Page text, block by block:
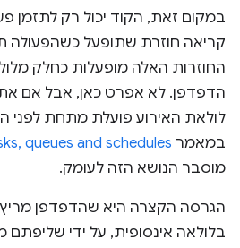
במקום זאת, הקוד יכול רק לתזמן
קריאה חוזרת שתופעל כשהפעולה
החוזרות האלה מופעלות כחלק
הדפדפן. לא אפרט כאן, אבל אם
לולאת האירוע פועלת מתחת לפני
במאמר queues and schedules
מוסבר הנושא הזה לעומק.
הגרסה הקצרה היא שהדפדפן
בלולאה אינסופית, על ידי